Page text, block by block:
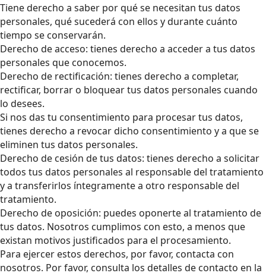
Tiene derecho a saber por qué se necesitan tus datos
personales, qué sucederá con ellos y durante cuánto
tiempo se conservarán.
Derecho de acceso: tienes derecho a acceder a tus datos
personales que conocemos.
Derecho de rectificación: tienes derecho a completar,
rectificar, borrar o bloquear tus datos personales cuando
lo desees.
Si nos das tu consentimiento para procesar tus datos,
tienes derecho a revocar dicho consentimiento y a que se
eliminen tus datos personales.
Derecho de cesión de tus datos: tienes derecho a solicitar
todos tus datos personales al responsable del tratamiento
y a transferirlos íntegramente a otro responsable del
tratamiento.
Derecho de oposición: puedes oponerte al tratamiento de
tus datos. Nosotros cumplimos con esto, a menos que
existan motivos justificados para el procesamiento.
Para ejercer estos derechos, por favor, contacta con
nosotros. Por favor, consulta los detalles de contacto en la